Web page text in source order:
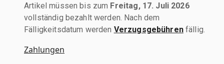
Artikel müssen bis zum Freitag, 17. Juli 2026
vollständig bezahlt werden. Nach dem
Fälligkeitsdatum werden Verzugsgebührenfällig.
Zahlungen